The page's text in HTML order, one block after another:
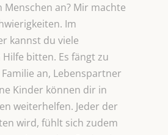
Menschen an? Mir machte
Im
kannst du viele
bitten. Es fängt zu
an, Lebenspartner
Kinder können dir in
weiterhelfen. Jeder der
wird, fühlt sich zudem